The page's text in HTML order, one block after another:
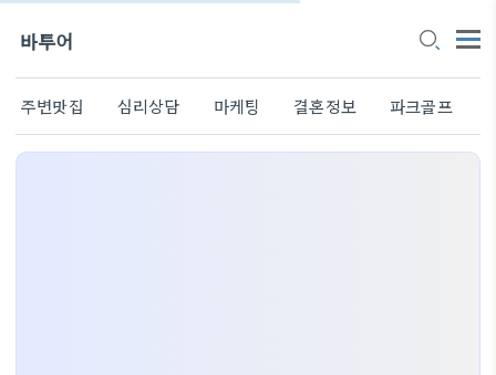
바투어
주변맛집 심리상담 마케팅 결혼정보 파크골프